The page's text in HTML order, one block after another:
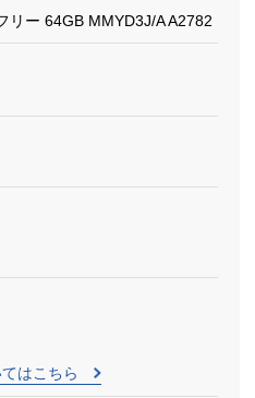
リー 64GB MMYD3J/A A2782
はこちら